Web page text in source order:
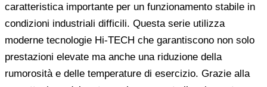
caratteristica importante per un funzionamento stabile in
condizioni industriali difficili. Questa serie utilizza
moderne tecnologie Hi-TECH che garantiscono non solo
prestazioni elevate ma anche una riduzione della
rumorosità e delle temperature di esercizio. Grazie alla